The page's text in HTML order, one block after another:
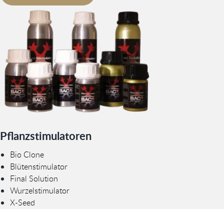
Pflanzstimulatoren
Bio Clone
Blütenstimulator
Final Solution
Wurzelstimulator
X-Seed